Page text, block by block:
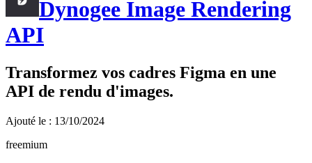
Dynogee Image Rendering
API
Transformez vos cadres Figma en une
API de rendu d'images.
Ajouté le : 13/10/2024
freemium